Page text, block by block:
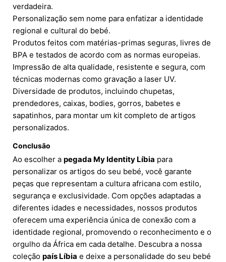
verdadeira.
Personalização sem nome para enfatizar a identidade
regional e cultural do bebé.
Produtos feitos com matérias-primas seguras, livres de
BPA e testados de acordo com as normas europeias.
Impressão de alta qualidade, resistente e segura, com
técnicas modernas como gravação a laser UV.
Diversidade de produtos, incluindo chupetas,
prendedores, caixas, bodies, gorros, babetes e
sapatinhos, para montar um kit completo de artigos
personalizados.
Conclusão
Ao escolher a pegada My Identity Líbia para
personalizar os artigos do seu bebé, você garante
peças que representam a cultura africana com estilo,
segurança e exclusividade. Com opções adaptadas a
diferentes idades e necessidades, nossos produtos
oferecem uma experiência única de conexão com a
identidade regional, promovendo o reconhecimento e o
orgulho da África em cada detalhe. Descubra a nossa
coleção país Líbia e deixe a personalidade do seu bebé